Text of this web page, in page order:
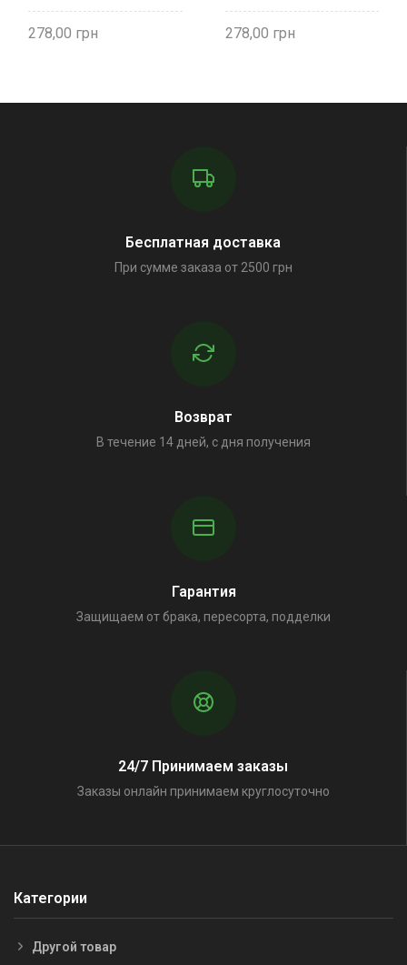
278,00 278,00
Бесплатная доставка
При сумме заказа от 2500 грн
Возврат
В течение 14 дней, с дня получения
Гарантия
Защищаем от брака, пересорта, подделки
24/7 Принимаем заказы
Заказы онлайн принимаем круглосуточно
Категории
Другой товар